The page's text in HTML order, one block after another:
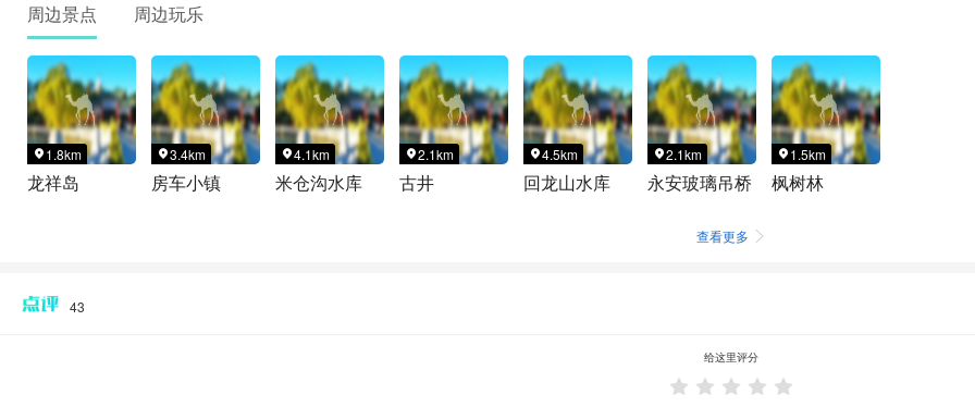
周边景点 周边玩乐
 1.8km
龙祥岛
3.4km
房车小镇
4.1km
米仓沟水库
2.1km
古井
4.5km
回龙山水库
2.1km
永安玻璃吊桥
 1.5km
枫树林
查看更多 
43
给这里评分
    